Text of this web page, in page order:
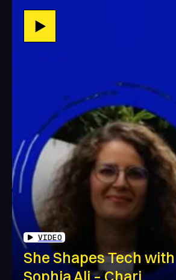
VIDEO
She Shapes Tech with